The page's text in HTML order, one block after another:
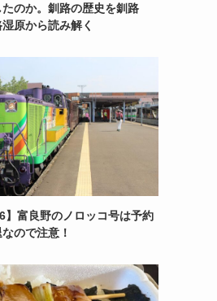
のか。釧路の歴史を釧路
原から読み解く
】富良野のノロッコ号は予約
ので注意！